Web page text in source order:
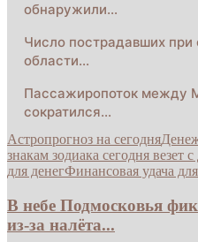
обнаружили…
Число пострадавших при
области…
Пассажиропоток между
сократился…
Астропрогноз на сегодня
знакам зодиака сегодня везет
для денегФинансовая удача
В небе Подмосковья
из-за налёта...